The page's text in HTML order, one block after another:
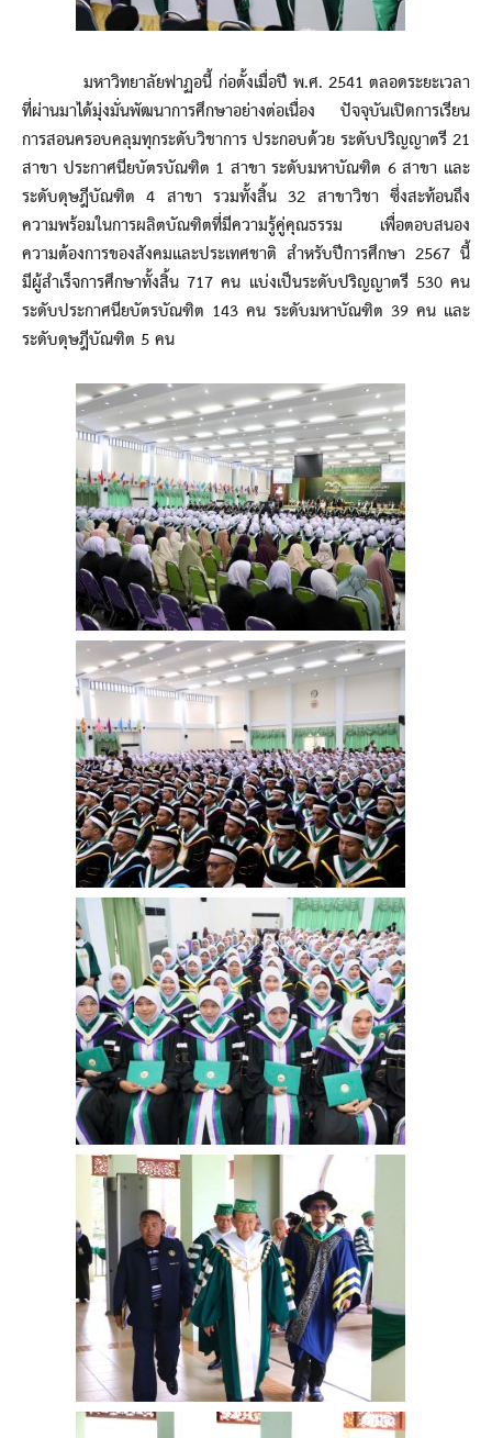
มหาวิทยาลัยฟาฏอนี้ ก่อตั้งเมื่อปี พ.ศ. 2541 ตลอดระยะเวลา
ที่ผ่านมาได้มุ่งมั่นพัฒนาการศึกษาอย่างต่อเนื่อง ปัจจุบันเปิดการเรียน
การสอนครอบคลุมทุกระดับวิชาการ ประกอบด้วย ระดับปริญญาตรี 21
สาขา ประกาศนียบัตรบัณฑิต 1 สาขา ระดับมหาบัณฑิต 6 สาขา และ
ระดับดุษฎีบัณฑิต 4 สาขา รวมทั้งสิ้น 32 สาขาวิชา ซึ่งสะท้อนถึง
ความพร้อมในการผลิตบัณฑิตที่มีความรู้คู่คุณธรรม เพื่อตอบสนอง
ความต้องการของสังคมและประเทศชาติ สำหรับปีการศึกษา 2567 นี้
มีผู้สำเร็จการศึกษาทั้งสิ้น 717 คน แบ่งเป็นระดับปริญญาตรี 530 คน
ระดับประกาศนียบัตรบัณฑิต 143 คน ระดับมหาบัณฑิต 39 คน และ
ระดับดุษฎีบัณฑิต 5 คน